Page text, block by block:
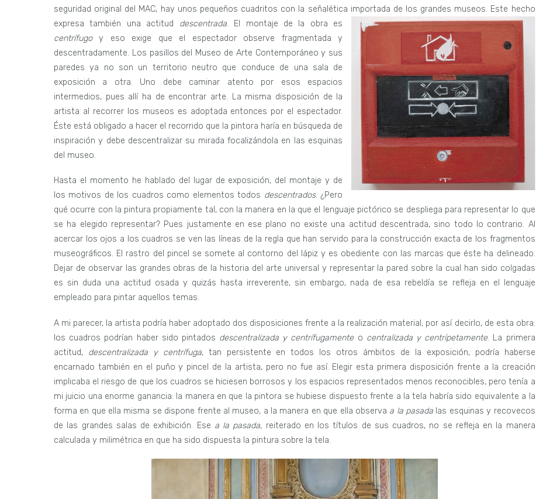
seguridad original del MAC, hay unos pequeños cuadritos con la señalética importada de los grandes museos. Este hecho
expresa también una actitud descentrada.
El montaje de la obra es
centrífugoy eso exige que el espectador observe fragmentada y
descentradamente. Los pasillos del Museo de Arte Contemporáneo y sus
paredes ya no son un territorio neutro que conduce de una sala de
exposición a otra. Uno debe caminar atento por esos espacios
intermedios, pues allí ha de encontrar arte. La misma disposición de la
artista al recorrer los museos es adoptada entonces por el espectador.
Éste está obligado a hacer el recorrido que la pintora haría en búsqueda de
inspiración y debe descentralizar su mirada focalizándola en las esquinas
del museo.
Hasta el momento he hablado del lugar de exposición, del montaje y de
los motivos de los cuadros como elementos todos descentrados. ¿Pero
qué ocurre con la pintura propiamente tal, con la manera en la que el lenguaje pictórico se despliega para representar lo que
se ha elegido representar? Pues justamente en ese plano no existe una actitud descentrada, sino todo lo contrario. Al
acercar los ojos a los cuadros se ven las líneas de la regla que han servido para la construcción exacta de los fragmentos
museográficos. El rastro del pincel se somete al contorno del lápiz y es obediente con las marcas que éste ha delineado.
Dejar de observar las grandes obras de la historia del arte universal y representar la pared sobre la cual han sido colgadas
es sin duda una actitud osada y quizás hasta irreverente, sin embargo, nada de esa rebeldía se refleja en el lenguaje
empleado para pintar aquellos temas.
A mi parecer, la artista podría haber adoptado dos disposiciones frente a la realización material, por así decirlo, de esta obra:
los cuadros podrían haber sido pintados descentralizada y centrífugamenteo centralizada y centrípetamente. La primera
actitud, descentralizada y centrífuga, tan persistente en todos los otros ámbitos de la exposición, podría haberse
encarnado también en el puño y pincel de la artista, pero no fue así. Elegir esta primera disposición frente a la creación
implicaba el riesgo de que los cuadros se hiciesen borrosos y los espacios representados menos reconocibles, pero tenía a
mi juicio una enorme ganancia: la manera en que la pintora se hubiese dispuesto frente a la tela habría sido equivalente a la
forma en que ella misma se dispone frente al museo, a la manera en que ella observa a la pasada las esquinas y recovecos
de las grandes salas de exhibición. Ese a la pasada, reiterado en los títulos de sus cuadros, no se refleja en la manera
calculada y milimétrica en que ha sido dispuesta la pintura sobre la tela.